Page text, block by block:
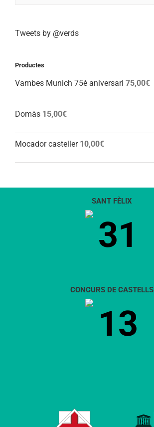
Tweets by @verds
Productes
Vambes Munich 75è aniversari 75,00€
Domàs 15,00€
Mocador casteller 10,00€
SANT FÈLIX
31
CONCURS DE CASTELLS
13